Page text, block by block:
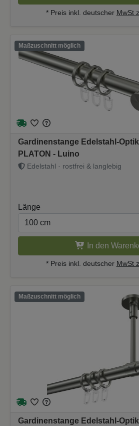
* Preis inkl. deutscher MwSt
Maßzuschnitt möglich
Gardinenstange Edelstahl-
PLATON - Luino
Edelstahl · rostfrei & langlebig
Länge
In den
* Preis inkl. deutscher MwSt
Maßzuschnitt möglich
Gardinenstange Edelstahl-